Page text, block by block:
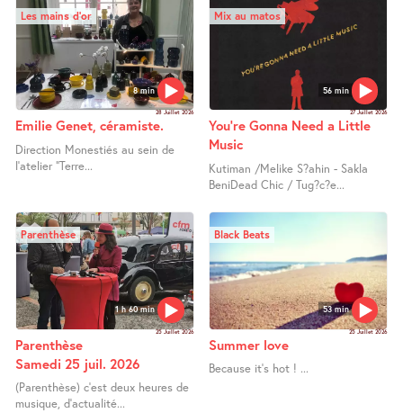
8 min
Les mains d’or
28 Juillet 2026
Emilie Genet, céramiste.
Direction Monestiés au sein de
l’atelier "Terre...
56 min
Mix au matos
27 Juillet 2026
You’re Gonna Need a Little
Music
Kutiman /Melike S?ahin - Sakla
BeniDead Chic / Tug?c?e...
1 h 60 min
Parenthèse
25 Juillet 2026
Parenthèse
Samedi 25 juil. 2026
(Parenthèse) c’est deux heures de
musique, d’actualité...
53 min
Black Beats
25 Juillet 2026
Summer love
Because it’s hot ! ...